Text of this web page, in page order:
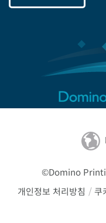
©Domino
개인정보 처리방침 /쿠